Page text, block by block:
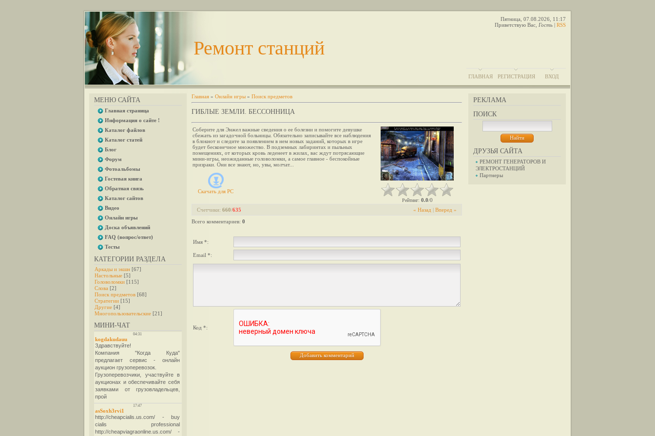
Ремонт станций
Пятница, 07.08.2026, 11:17
Приветствую Вас Гость | RSS
ГЛАВНАЯ РЕГИСТРАЦИЯ ВХОД
МЕНЮ САЙТА
Главная страница
Информация о сайте !
Каталог файлов
Каталог статей
Блог
Форум
Фотоальбомы
Гостевая книга
Обратная связь
Каталог сайтов
Видео
Онлайн игры
Доска объявлений
FAQ (вопрос/ответ)
Тесты
КАТЕГОРИИ РАЗДЕЛА
Аркады и экшн [67]
Настольные [5]
Головоломки [115]
Слова [2]
Поиск предметов [68]
Стратегии [15]
Другие [4]
Многопользовательские [21]
МИНИ-ЧАТ
РЕКЛАМА
ПОИСК
ДРУЗЬЯ САЙТА
РЕМОНТ ГЕНЕРАТОРОВ И
ЭЛЕКТРОСТАНЦИЙ
Партнеры
Главная » Онлайн игры » Поиск предметов
ГИБЛЫЕ ЗЕМЛИ. БЕССОННИЦА
Соберите для Энжел важные сведения о ее болезни и помогите девушке
сбежать из загадочной больницы. Обязательно записывайте все наблюдения
в блокнот и следите за появлением в нем новых заданий, которых в игре
будет бесконечное множество. В подземных лабиринтах и пыльных
помещениях, от которых кровь леденеет в жилах, вас ждут потрясающие
мини-игры, неожиданные головоломки, а самое главное - беспокойные
призраки. Они все знают, но, увы, молчат...
Скачать для PC
Рейтинг: 0.0/0
« Назад | Вперед »
Счетчики: 660/635
Всего комментариев: 0
Имя *:
Email *:
Код *: